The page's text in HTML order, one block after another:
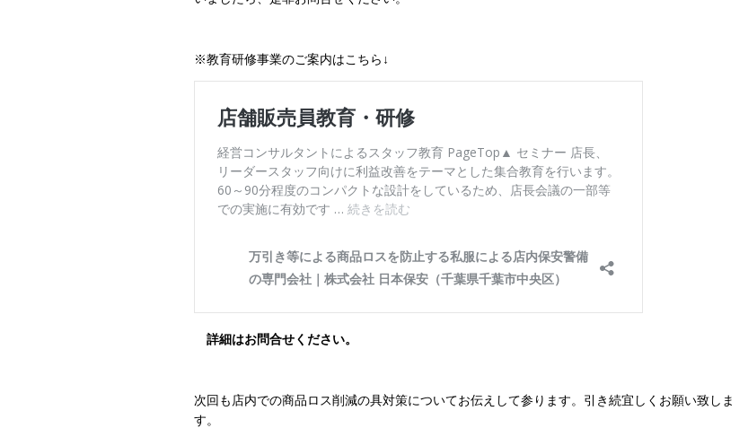
※教育研修事業のご案内はこちら↓
詳細はお問合せください。
次回も店内での商品ロス削減の具対策についてお伝えして参ります。引き続宜しくお願い致しま
す。